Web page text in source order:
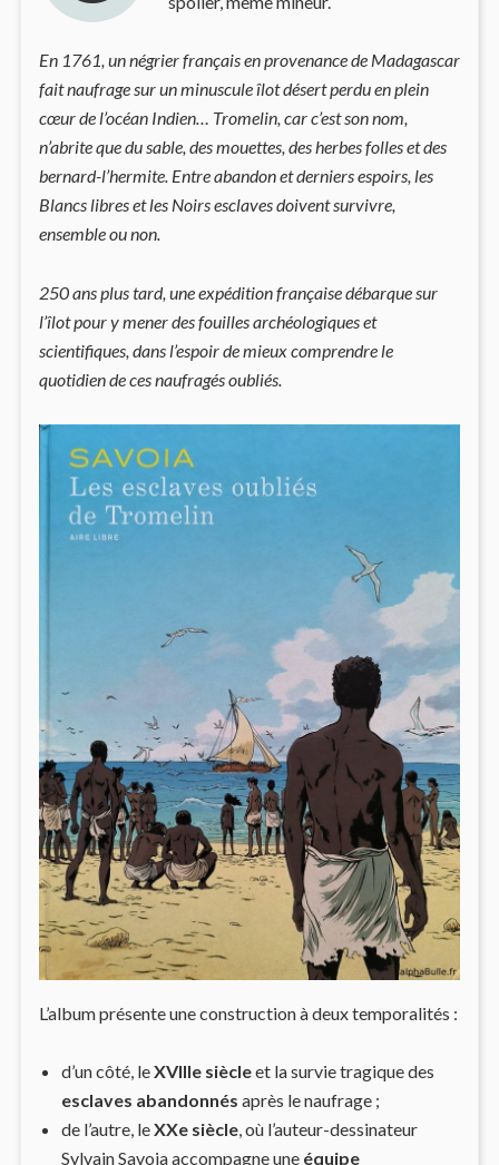
En 1761, un négrier français en provenance de Madagascar
fait naufrage sur un minuscule îlot désert perdu en plein
cœur de l’océan Indien… Tromelin, car c’est son nom,
n’abrite que du sable, des mouettes, des herbes folles et des
bernard-l’hermite. Entre abandon et derniers espoirs, les
Blancs libres et les Noirs esclaves doivent survivre,
ensemble ou non.
250 ans plus tard, une expédition française débarque sur
l’îlot pour y mener des fouilles archéologiques et
scientifiques, dans l’espoir de mieux comprendre le
quotidien de ces naufragés oubliés.
L’album présente une construction à deux temporalités :
d’un côté, leXVIIIe siècleet la survie tragique des
esclaves abandonnés après le naufrage ;
de l’autre, leXXe siècle, où l’auteur-dessinateur
Sylvain Savoia accompagne une équipe